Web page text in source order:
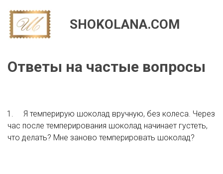
SHOKOLANA.COM
Ответы на частые вопросы
1.	Я темперирую шоколад вручную, без колеса. Через
час после темперирования шоколад начинает густеть,
что делать? Мне заново темперировать шоколад?